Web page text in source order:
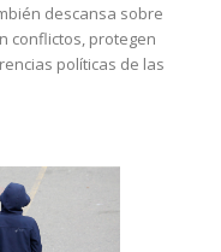
descansa sobre
conflictos, protegen
políticas de las